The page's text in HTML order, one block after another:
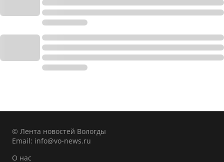
© Лента новостей Вологды
Email: info@vo-news.ru
О нас